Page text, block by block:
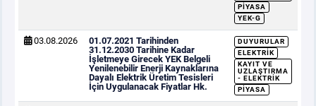
PIYASA
YEK-G
03.08.2026
01.07.2021 Tarihinden
31.12.2030 Tarihine Kadar
İşletmeye Girecek YEK Belgeli
Yenilenebilir Enerji Kaynaklarına
Dayalı Elektrik Üretim Tesisleri
İçin Uygulanacak Fiyatlar Hk.
DUYURULAR
ELEKTRIK
KAYIT VE
UZLAŞTIRMA
- ELEKTRIK
PIYASA